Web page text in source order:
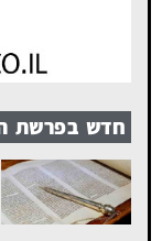
חדש בפרשת